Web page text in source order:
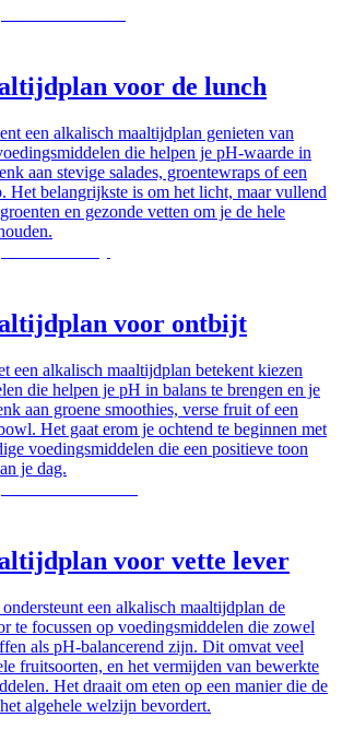
voor de lunch
een alkalisch maaltijdplan genieten van
die helpen je pH-waarde in
aan stevige salades, groentewraps of een
Het belangrijkste is om het licht, maar vullend
en gezonde vetten om je de hele
voor ontbijt
een alkalisch maaltijdplan betekent kiezen
die helpen je pH in balans te brengen en je
aan groene smoothies, verse fruit of een
Het gaat erom je ochtend te beginnen met
voedingsmiddelen die een positieve toon
je dag.
voor vette lever
een alkalisch maaltijdplan de
te focussen op voedingsmiddelen die zowel
als pH-balancerend zijn. Dit omvat veel
fruitsoorten, en het vermijden van bewerkte
Het draait om eten op een manier die de
algehele welzijn bevordert.